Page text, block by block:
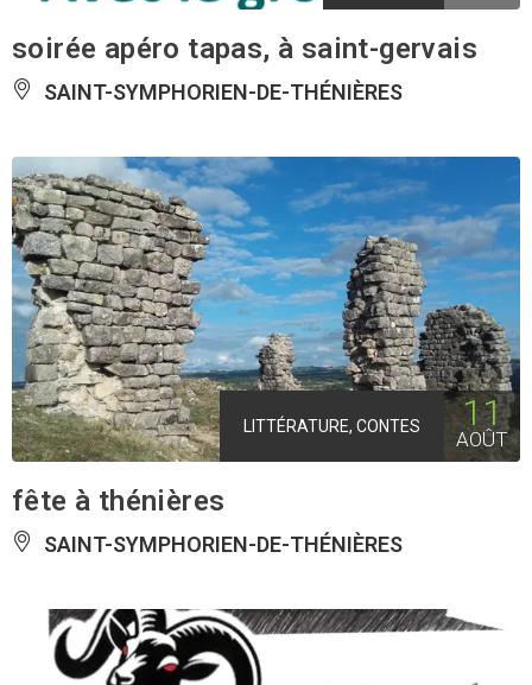
soirée apéro tapas, à saint-gervais
SAINT-SYMPHORIEN-DE-THÉNIÈRES
LITTÉRATURE, CONTES 11
AOÛT
fête à thénières
SAINT-SYMPHORIEN-DE-THÉNIÈRES